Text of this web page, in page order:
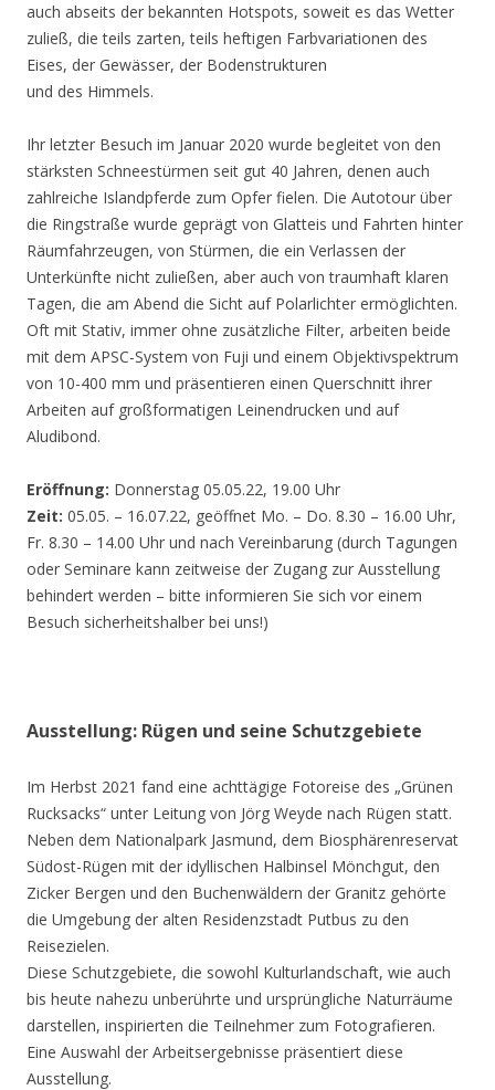
auch abseits der bekannten Hotspots, soweit es das Wetter
zuließ, die teils zarten, teils heftigen Farbvariationen des
Eises, der Gewässer, der Bodenstrukturen
und des Himmels.
Ihr letzter Besuch im Januar 2020 wurde begleitet von den
stärksten Schneestürmen seit gut 40 Jahren, denen auch
zahlreiche Islandpferde zum Opfer fielen. Die Autotour über
die Ringstraße wurde geprägt von Glatteis und Fahrten hinter
Räumfahrzeugen, von Stürmen, die ein Verlassen der
Unterkünfte nicht zuließen, aber auch von traumhaft klaren
Tagen, die am Abend die Sicht auf Polarlichter ermöglichten.
Oft mit Stativ, immer ohne zusätzliche Filter, arbeiten beide
mit dem APSC-System von Fuji und einem Objektivspektrum
von 10-400 mm und präsentieren einen Querschnitt ihrer
Arbeiten auf großformatigen Leinendrucken und auf
Aludibond.
Eröffnung: Donnerstag 05.05.22, 19.00 Uhr
Zeit: 05.05. – 16.07.22, geöffnet Mo. – Do. 8.30 – 16.00 Uhr,
Fr. 8.30 – 14.00 Uhr und nach Vereinbarung (durch Tagungen
oder Seminare kann zeitweise der Zugang zur Ausstellung
behindert werden – bitte informieren Sie sich vor einem
Besuch sicherheitshalber bei uns!)
Ausstellung: Rügen und seine Schutzgebiete
Im Herbst 2021 fand eine achttägige Fotoreise des „Grünen
Rucksacks“ unter Leitung von Jörg Weyde nach Rügen statt.
Neben dem Nationalpark Jasmund, dem Biosphärenreservat
Südost-Rügen mit der idyllischen Halbinsel Mönchgut, den
Zicker Bergen und den Buchenwäldern der Granitz gehörte
die Umgebung der alten Residenzstadt Putbus zu den
Reisezielen.
Diese Schutzgebiete, die sowohl Kulturlandschaft, wie auch
bis heute nahezu unberührte und ursprüngliche Naturräume
darstellen, inspirierten die Teilnehmer zum Fotografieren.
Eine Auswahl der Arbeitsergebnisse präsentiert diese
Ausstellung.